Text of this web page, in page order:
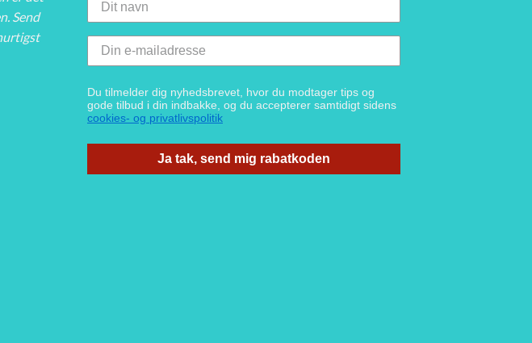
Send
Du tilmelder dig nyhedsbrevet, hvor du modtager tips og
gode tilbud i din indbakke, og du accepterer samtidigt sidens
cookies- og privatlivspolitik
Ja tak, send mig rabatkoden